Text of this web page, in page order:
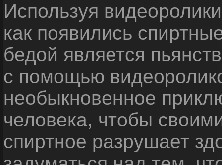
Используя
как появились
бедой является
с помощью
необыкновенное
человека, чтобы
спиртное разрушает